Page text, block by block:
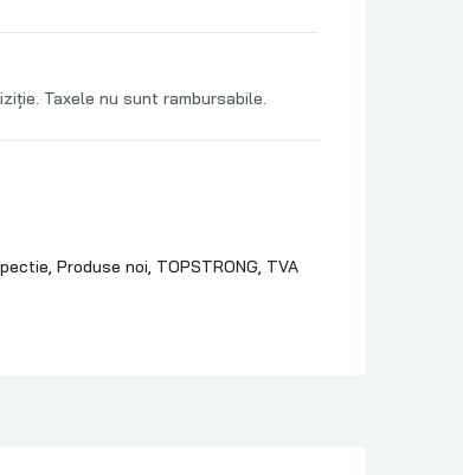
Taxele nu sunt rambursabile.
Produse noi, TOPSTRONG, TVA